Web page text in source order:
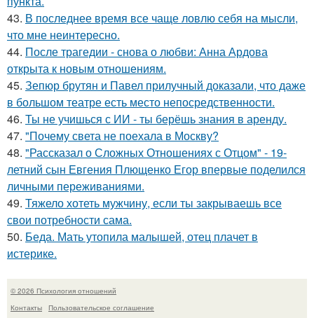
43. В последнее время все чаще ловлю себя на мысли,
что мне неинтересно.
44. После трагедии - снова о любви: Анна Ардова
открыта к новым отношениям.
45. Зепюр брутян и Павел прилучный доказали, что даже
в большом театре есть место непосредственности.
46. Ты не учишься с ИИ - ты берёшь знания в аренду.
47. "Почему света не поехала в Москву?
48. "Рассказал о Сложных Отношениях с Отцом" - 19-
летний сын Евгения Плющенко Егор впервые поделился
личными переживаниями.
49. Тяжело хотеть мужчину, если ты закрываешь все
свои потребности сама.
50. Беда. Мать утопила малышей, отец плачет в
истерике.
© 2026 Психология отношений
Контакты
Пользовательское соглашение